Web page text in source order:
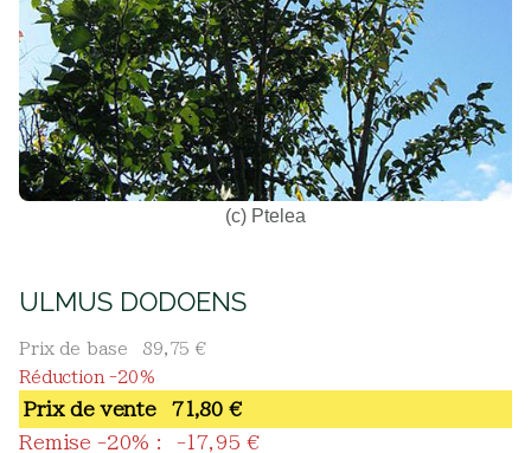
(c) Ptelea
ULMUS DODOENS
Prix de base
89,75 €
Réduction -20%
Prix ​​de vente
71,80 €
Remise -20% :
-17,95 €